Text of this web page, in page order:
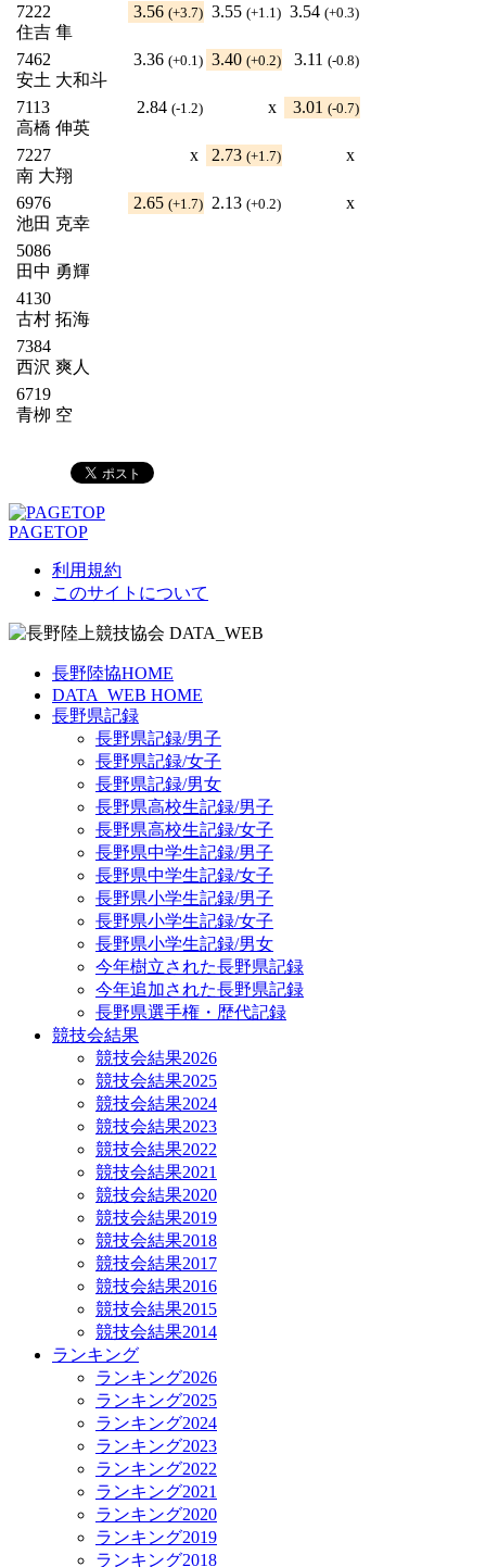
7222
住吉 隼
3.56 (+3.7) 3.55 (+1.1) 3.54 (+0.3)
7462
安土 大和斗
3.36 (+0.1) 3.40 (+0.2) 3.11 (-0.8)
7113
高橋 伸英
2.84 (-1.2) x 3.01 (-0.7)
7227
南 大翔
x 2.73 (+1.7) x
6976
池田 克幸
2.65 (+1.7) 2.13 (+0.2) x
5086
田中 勇輝
4130
古村 拓海
7384
西沢 爽人
6719
青栁 空
PAGETOP
利用規約
このサイトについて
長野陸協HOME
DATA_WEB HOME
長野県記録
長野県記録/男子
長野県記録/女子
長野県記録/男女
長野県高校生記録/男子
長野県高校生記録/女子
長野県中学生記録/男子
長野県中学生記録/女子
長野県小学生記録/男子
長野県小学生記録/女子
長野県小学生記録/男女
今年樹立された長野県記録
今年追加された長野県記録
長野県選手権・歴代記録
競技会結果
競技会結果2026
競技会結果2025
競技会結果2024
競技会結果2023
競技会結果2022
競技会結果2021
競技会結果2020
競技会結果2019
競技会結果2018
競技会結果2017
競技会結果2016
競技会結果2015
競技会結果2014
ランキング
ランキング2026
ランキング2025
ランキング2024
ランキング2023
ランキング2022
ランキング2021
ランキング2020
ランキング2019
ランキング2018